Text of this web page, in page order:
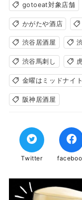
gotoeat対象店舗
かがたや酒店
渋谷居酒屋
渋谷馬刺し
金曜はミッドナイ
阪神居酒屋
Twitter